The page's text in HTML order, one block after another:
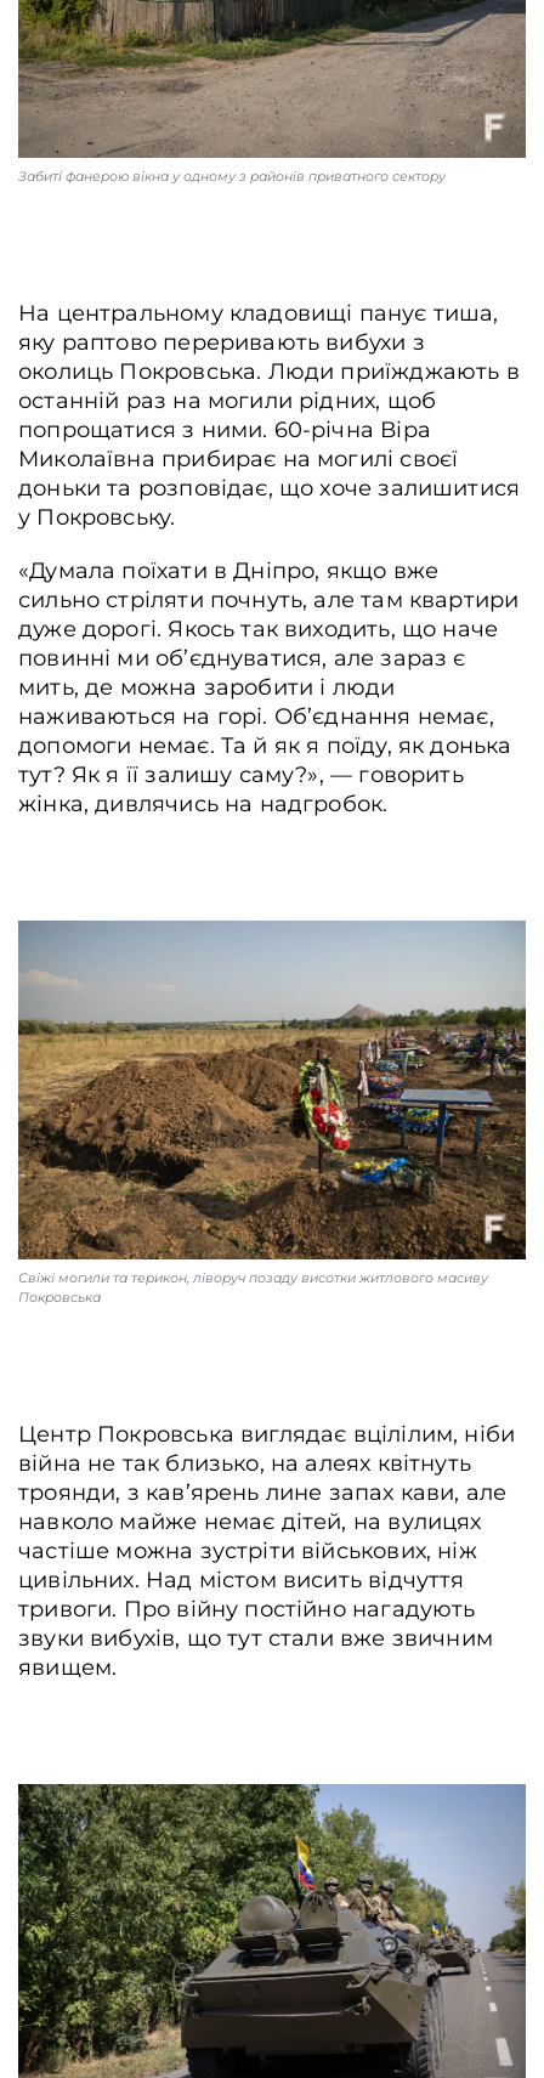
Забиті фанерою вікна у одному з районів приватного сектору
На центральному кладовищі панує тиша,
яку раптово переривають вибухи з
околиць Покровська. Люди приїжджають в
останній раз на могили рідних, щоб
попрощатися з ними. 60-річна Віра
Миколаївна прибирає на могилі своєї
доньки та розповідає, що хоче залишитися
у Покровську.
«Думала поїхати в Дніпро, якщо вже
сильно стріляти почнуть, але там квартири
дуже дорогі. Якось так виходить, що наче
повинні ми об’єднуватися, але зараз є
мить, де можна заробити і люди
наживаються на горі. Об’єднання немає,
допомоги немає. Та й як я поїду, як донька
тут? Як я її залишу саму?», ― говорить
жінка, дивлячись на надгробок.
Свіжі могили та терикон, ліворуч позаду висотки житлового масиву
Покровська
Центр Покровська виглядає вцілілим, ніби
війна не так близько, на алеях квітнуть
троянди, з кав’ярень лине запах кави, але
навколо майже немає дітей, на вулицях
частіше можна зустріти військових, ніж
цивільних. Над містом висить відчуття
тривоги. Про війну постійно нагадують
звуки вибухів, що тут стали вже звичним
явищем.